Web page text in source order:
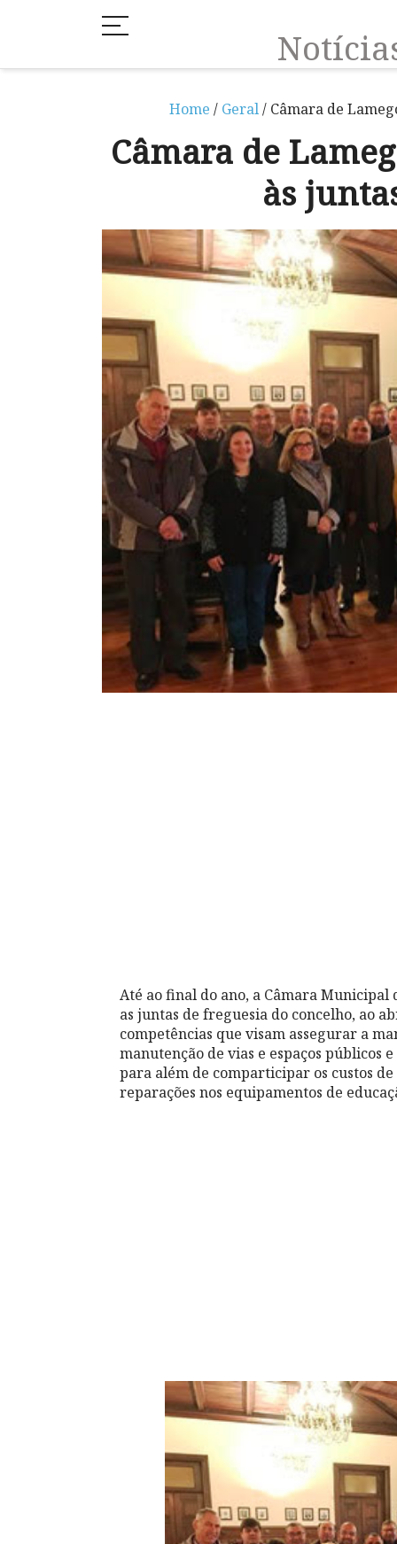
Home / Geral/ Câmara de
Câmara de
às
Até ao final do ano, a Câmara
as juntas de freguesia do concelho, ao
competências que visam assegurar a
manutenção de vias e espaços
para além de comparticipar os custos
reparações nos equipamentos de